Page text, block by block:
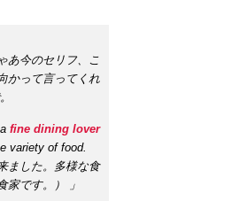
あ今のセリフ、こ
かって言ってくれ
fine dining lover
variety of food.
ました。多様な食
家です。） 」